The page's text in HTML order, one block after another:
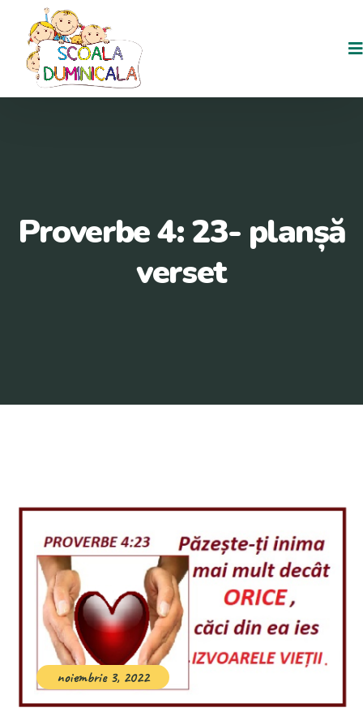
Proverbe 4: 23- planșă
verset
noiembrie 3, 2022